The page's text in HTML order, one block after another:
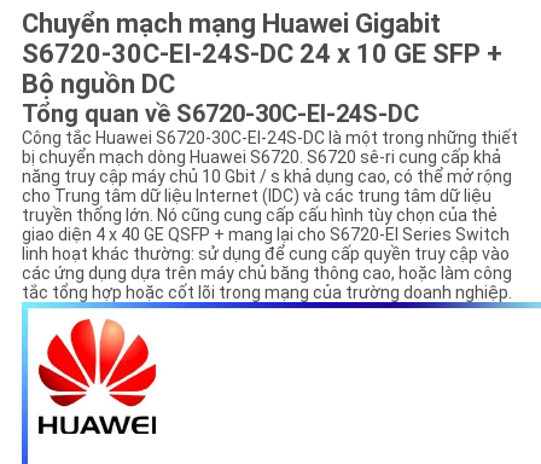
SITEMAP
CHÍNH
SÁCH
BẢO
MẬT
Chuyển mạch mạng Huawei Gigabit
S6720-30C-EI-24S-DC 24 x 10 GE SFP +
Bộ nguồn DC
Tổng quan về S6720-30C-EI-24S-DC
Công tắc Huawei S6720-30C-EI-24S-DC là một trong những thiết
bị chuyển mạch dòng Huawei S6720. S6720 sê-ri cung cấp khả
năng truy cập máy chủ 10 Gbit / s khả dụng cao, có thể mở rộng
cho Trung tâm dữ liệu Internet (IDC) và các trung tâm dữ liệu
truyền thống lớn. Nó cũng cung cấp cấu hình tùy chọn của thẻ
giao diện 4 x 40 GE QSFP + mang lại cho S6720-EI Series Switch
linh hoạt khác thường: sử dụng để cung cấp quyền truy cập vào
các ứng dụng dựa trên máy chủ băng thông cao, hoặc làm công
tắc tổng hợp hoặc cốt lõi trong mạng của trường doanh nghiệp.